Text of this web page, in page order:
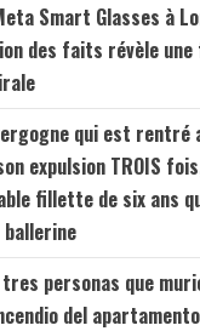
Smart Glasses à
des faits révèle une
qui est rentré
expulsion TROIS
fillette de six ans
personas que
del